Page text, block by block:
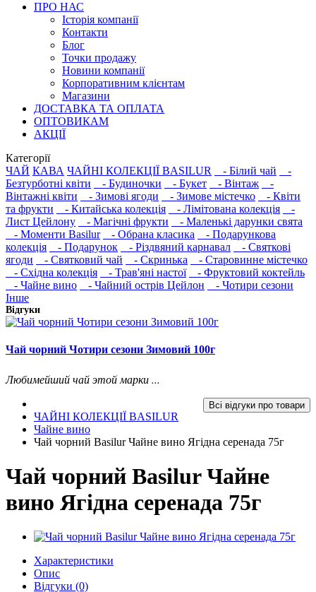
ПРО НАС
Історія компанії
Контакти
Блог
Точки продажу
Новини компанії
Корпоративним клієнтам
Магазини
ДОСТАВКА ТА ОПЛАТА
ОПТОВИКАМ
АКЦІЇ
Категорії
ЧАЙ КАВА ЧАЙНІ КОЛЕКЦІЇ BASILUR - Білий чай
-
Безтурботні квіти
- Будиночки - Букет - Вінтаж
-
Вінтажні квіти
- Зимові ягоди - Зимове містечко
- Квіти
та фрукти
- Китайська колекція - Лімітована колекція
-
Лист Цейлону
- Магічні фрукти
- Маленькі дарунки свята
- Моменти Basilur
- Обрана класика
- Подарункова
колекція
- Подарунок - Різдвяний карнавал
- Святкові
ягоди
- Святковий чай - Скринька
- Старовинне містечко
- Східна колекція
- Трав'яні настої
- Фруктовий коктейль
- Чайне вино
- Чайний острів Цейлон
- Чотири сезони
Інше
Відгуки
Чай чорний Чотири сезони Зимовий 100г
Любимейший чай этой марки ...
Всі відгуки про товари
ЧАЙНІ КОЛЕКЦІЇ BASILUR
Чайне вино
Чай чорний Basilur Чайне вино Ягідна серенада 75г
Чай чорний Basilur Чайне
вино Ягідна серенада 75г
Характеристики
Опис
Відгуки (0)